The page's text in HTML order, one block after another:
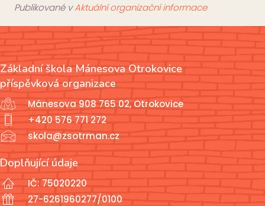
Publikované vAktuální organizační informace
Základní škola Mánesova Otrokovice
příspěvková organizace
Mánesova 908 765 02, Otrokovice
+420 576 771 272
skola@zsotrman.cz
Doplňující údaje
IČ: 75020220
27-6261960277/0100